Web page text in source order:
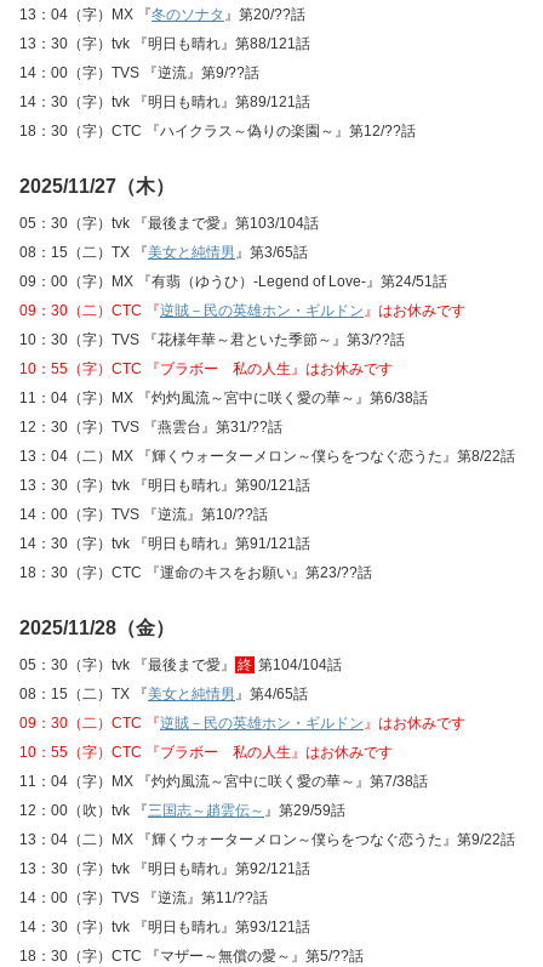
13：04（字）MX 『冬のソナタ 』第20/??話
13：30（字）tvk 『明日も晴れ』第88/121話
14：00（字）TVS 『逆流』第9/??話
14：30（字）tvk 『明日も晴れ』第89/121話
18：30（字）CTC 『ハイクラス～偽りの楽園～』第12/??話
2025/11/27（木）
05：30（字）tvk 『最後まで愛』第103/104話
08：15（二）TX 『美女と純情男』第3/65話
09：00（字）MX 『有翡（ゆうひ）-Legend of Love-』第24/51話
09：30（二）CTC 『逆賊－民の英雄ホン・ギルドン』はお休みです
10：30（字）TVS 『花様年華～君といた季節～』第3/??話
10：55（字）CTC 『ブラボー 私の人生』はお休みです
11：04（字）MX 『灼灼風流～宮中に咲く愛の華～』第6/38話
12：30（字）TVS 『燕雲台』第31/??話
13：04（二）MX 『輝くウォーターメロン～僕らをつなぐ恋うた』第8/22話
13：30（字）tvk 『明日も晴れ』第90/121話
14：00（字）TVS 『逆流』第10/??話
14：30（字）tvk 『明日も晴れ』第91/121話
18：30（字）CTC 『運命のキスをお願い』第23/??話
2025/11/28（金）
05：30（字）tvk 『最後まで愛』 終 第104/104話
08：15（二）TX 『美女と純情男』第4/65話
09：30（二）CTC 『逆賊－民の英雄ホン・ギルドン』はお休みです
10：55（字）CTC 『ブラボー 私の人生』はお休みです
11：04（字）MX 『灼灼風流～宮中に咲く愛の華～』第7/38話
12：00（吹）tvk 『三国志～趙雲伝～ 』第29/59話
13：04（二）MX 『輝くウォーターメロン～僕らをつなぐ恋うた』第9/22話
13：30（字）tvk 『明日も晴れ』第92/121話
14：00（字）TVS 『逆流』第11/??話
14：30（字）tvk 『明日も晴れ』第93/121話
18：30（字）CTC 『マザー～無償の愛～』第5/??話